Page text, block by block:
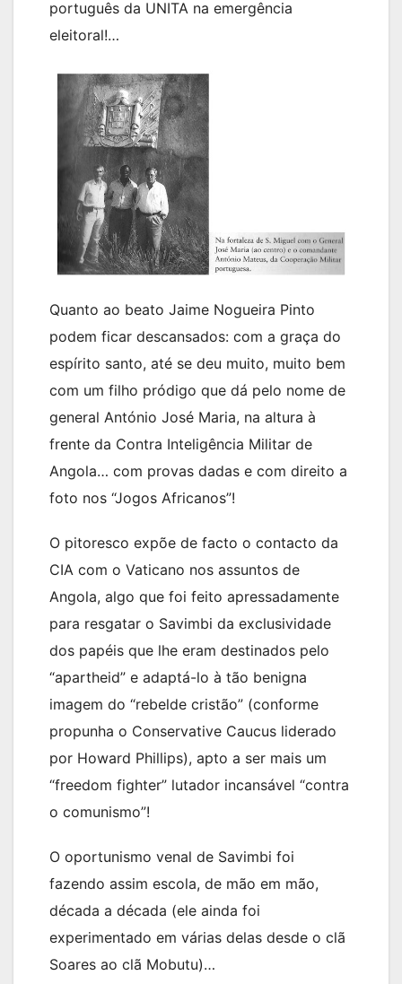
português da UNITA na emergência
eleitoral!…
Quanto ao beato Jaime Nogueira Pinto
podem ficar descansados: com a graça do
espírito santo, até se deu muito, muito bem
com um filho pródigo que dá pelo nome de
general António José Maria, na altura à
frente da Contra Inteligência Militar de
Angola… com provas dadas e com direito a
foto nos “Jogos Africanos”!
O pitoresco expõe de facto o contacto da
CIA com o Vaticano nos assuntos de
Angola, algo que foi feito apressadamente
para resgatar o Savimbi da exclusividade
dos papéis que lhe eram destinados pelo
“apartheid” e adaptá-lo à tão benigna
imagem do “rebelde cristão” (conforme
propunha o Conservative Caucus liderado
por Howard Phillips), apto a ser mais um
“freedom fighter” lutador incansável “contra
o comunismo”!
O oportunismo venal de Savimbi foi
fazendo assim escola, de mão em mão,
década a década (ele ainda foi
experimentado em várias delas desde o clã
Soares ao clã Mobutu)…